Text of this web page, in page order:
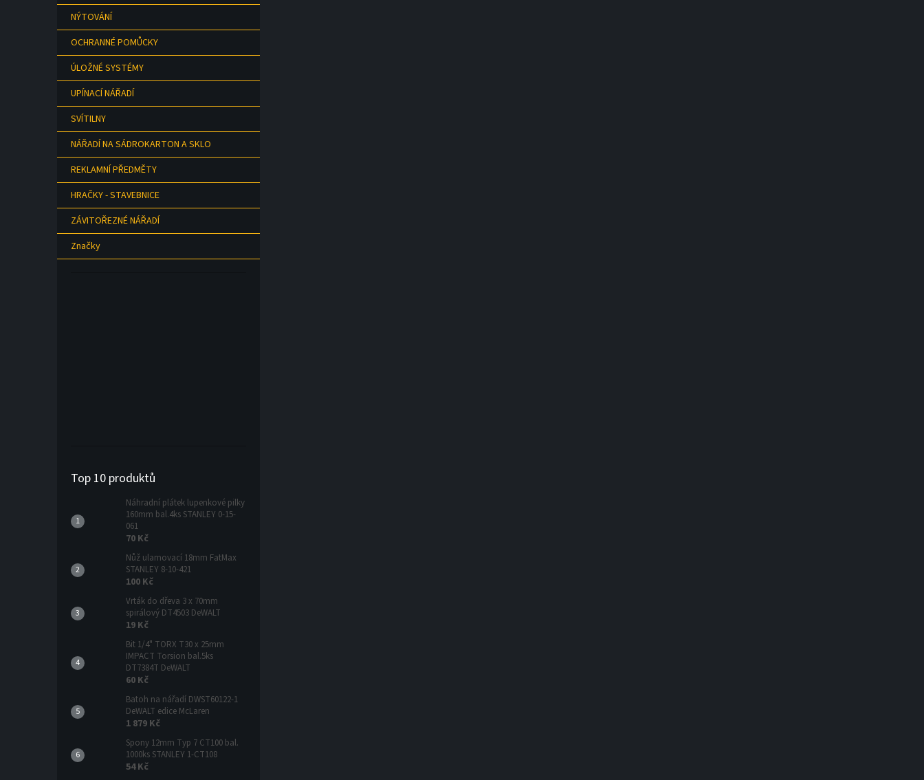
NÝTOVÁNÍ
OCHRANNÉ POMŮCKY
ÚLOŽNÉ SYSTÉMY
UPÍNACÍ NÁŘADÍ
SVÍTILNY
NÁŘADÍ NA SÁDROKARTON A SKLO
REKLAMNÍ PŘEDMĚTY
HRAČKY - STAVEBNICE
ZÁVITOŘEZNÉ NÁŘADÍ
Značky
Top 10 produktů
Náhradní plátek lupenkové pilky
160mm bal.4ks STANLEY 0-15-
061
70 Kč
Nůž ulamovací 18mm FatMax
STANLEY 8-10-421
100 Kč
Vrták do dřeva 3 x 70mm
spirálový DT4503 DeWALT
19 Kč
Bit 1/4" TORX T30 x 25mm
IMPACT Torsion bal.5ks
DT7384T DeWALT
60 Kč
Batoh na nářadí DWST60122-1
DeWALT edice McLaren
1 879 Kč
Spony 12mm Typ 7 CT100 bal.
1000ks STANLEY 1-CT108
54 Kč